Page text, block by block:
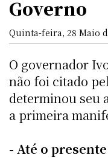
Governo
Quinta-feira, 28 Maio
O governador
não foi citado
determinou seu
a primeira
- Até o